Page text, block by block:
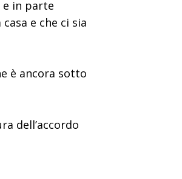
e in parte
e che ci sia
è ancora sotto
dell’accordo